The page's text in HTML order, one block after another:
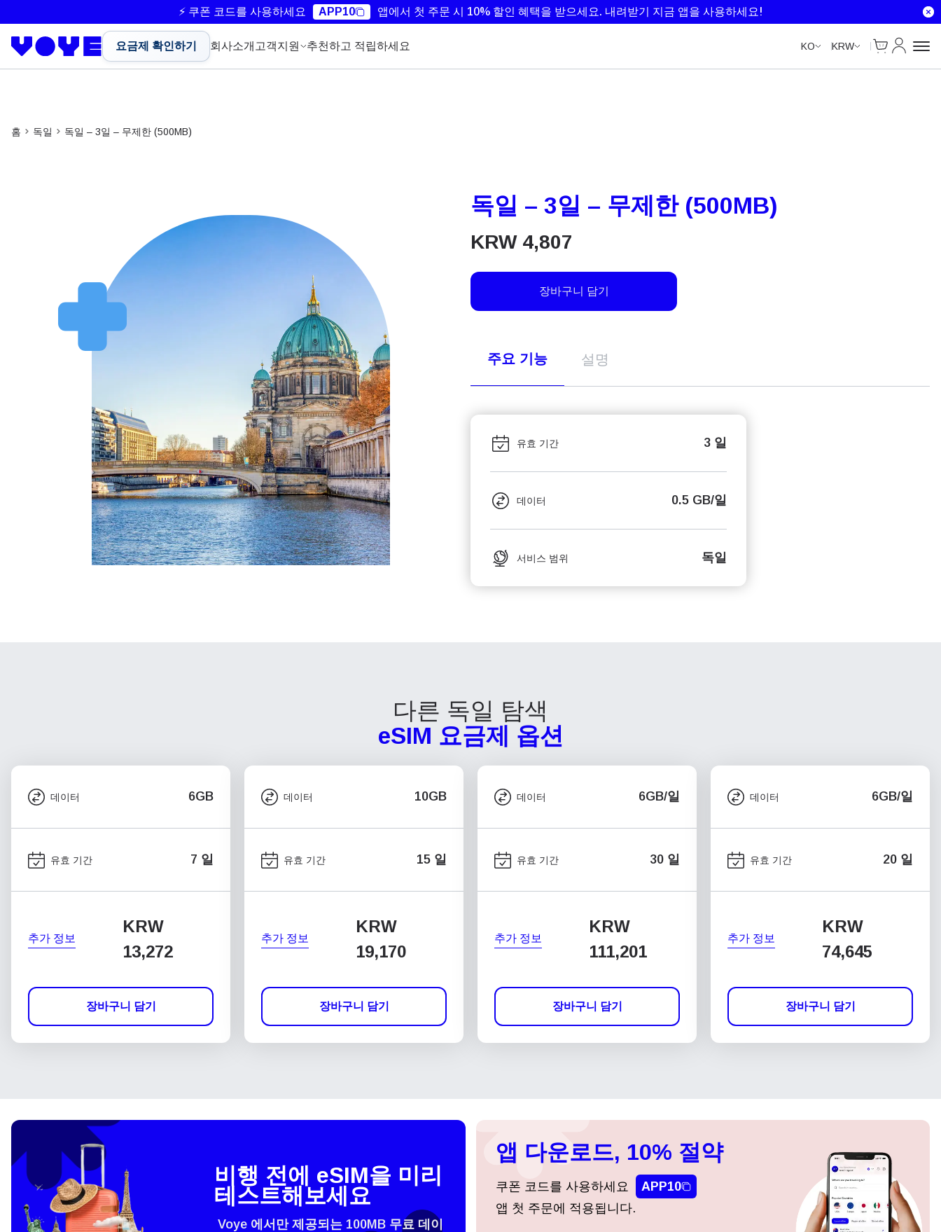
⚡ 쿠폰 코드를 사용하세요 APP10 앱에서 첫 주문 시 10% 할인 혜택을 받으세요. 내려받기 지금 앱을 사용하세요!
요금제 확인하기 회사소개 고객지원 추천하고 적립하세요 KO KRW
Cart
내 계정
홈 독일 독일 – 3일 – 무제한 (500MB)
독일 – 3일 – 무제한 (500MB)
KRW4,807
장바구니 담기
주요 기능 설명
유효 기간 3 일
데이터 0.5 GB/일
서비스 범위 독일
다른 독일 탐색
eSIM 요금제 옵션
데이터 6GB
유효 기간 7 일
추가 정보
KRW
13,272
장바구니 담기
데이터 10GB
유효 기간 15 일
추가 정보
KRW
19,170
장바구니 담기
데이터 6GB/일
유효 기간 30 일
추가 정보
KRW
111,201
장바구니 담기
데이터 6GB/일
유효 기간 20 일
추가 정보
KRW
74,645
장바구니 담기
비행 전에 eSIM을 미리
테스트해보세요
Voye 에서만 제공되는 100MB 무료 데이
앱 다운로드, 10% 절약
쿠폰 코드를 사용하세요
APP10
앱 첫 주문에 적용됩니다.